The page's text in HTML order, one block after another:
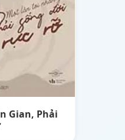
Gian, Phải